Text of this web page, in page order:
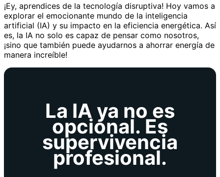
¡Ey, aprendices de la tecnología disruptiva! Hoy vamos a
explorar el emocionante mundo de la inteligencia
artificial (IA) y su impacto en la eficiencia energética. Así
es, la IA no solo es capaz de pensar como nosotros,
¡sino que también puede ayudarnos a ahorrar energía de
manera increíble!
La IA ya no es
opcional. Es
supervivencia
profesional.